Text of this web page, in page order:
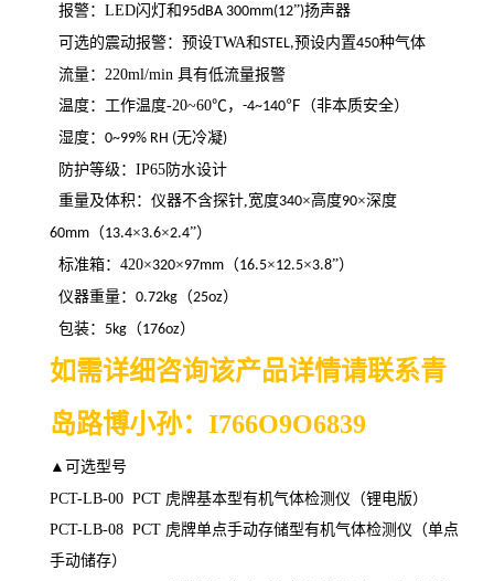
报警： LED闪灯和 95dBA 300mm(12”)扬声器
可选的震动报警： 预设TWA和STEL,预设内置450种气体
流量： 220ml/min 具有低流量报警
温度： 工作温度-20~60℃， -4~140℉（非本质安全）
湿度： 0~99% RH (无冷凝)
防护等级 ： IP65防水设计
重量及体积 ： 仪器不含探针 宽度340×高度90×深度
60mm （13.4×3.6×2.4”）
标准箱： 420×320×97mm （16.5×12.5×3.8”）
仪器重量： 0.72kg （25oz）
包装： 5kg （176oz）
如需详细咨询该产品详情请联系青
岛路博小孙：I766O9O6839
▲可选型号
PCT-LB-00 PCT 虎牌基本型有机气体检测仪（锂电版）
PCT-LB-08 PCT 虎牌单点手动存储型有机气体检测仪（单点
手动储存）